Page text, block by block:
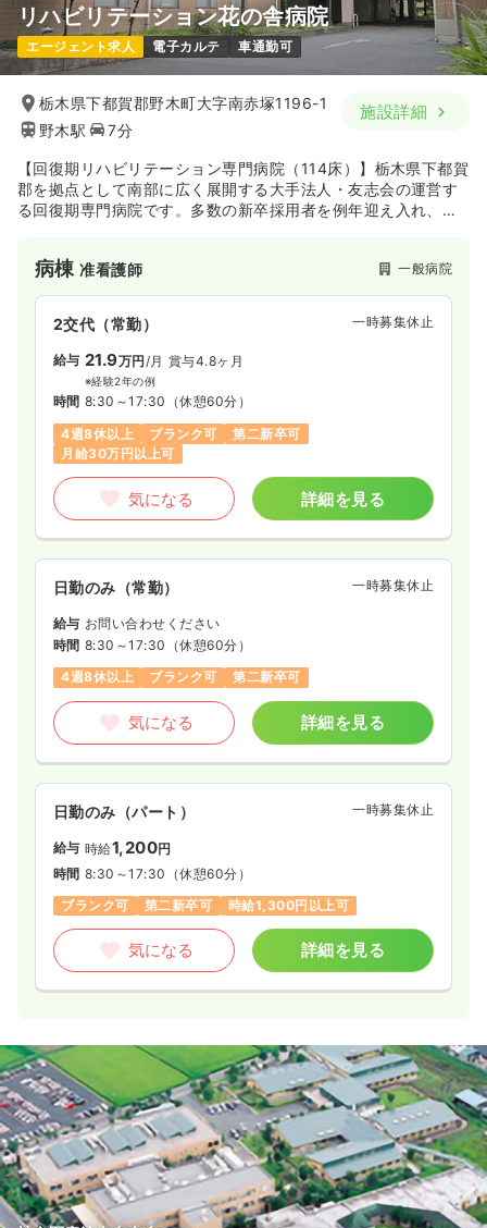
リハビリテーション花の舎病院
エージェント求人 電子カルテ 車通勤可
栃木県下都賀郡野木町大字南赤塚1196-1
野木駅
7分
施設詳細
【回復期リハビリテーション専門病院（114床）】栃木県下都賀
郡を拠点として南部に広く展開する大手法人・友志会の運営す
る回復期専門病院です。多数の新卒採用者を例年迎え入れ、潤
復期リハビリテーション病院とは、脳卒中（脳梗塞・脳卒中）
や脊髄損傷、大腿骨骨折頚部骨折などの発症（手術）後に、 低
下した能力を再び獲得するために、集中的なリハビリテーショ
ンを行う病院です。
病棟准看護師 一般病院
2交代（常勤） 一時募集休止
給与 21.9万円/月 賞与4.8ヶ月
※経験2年の例
時間 8:30～17:30 （休憩60分）
4週8休以上
ブランク可
第二新卒可
月給30万円以上可
気になる 詳細を見る
日勤のみ（常勤） 一時募集休止
給与 お問い合わせください
時間 8:30～17:30 （休憩60分）
4週8休以上
ブランク可 第二新卒可
気になる 詳細を見る
日勤のみ（パート） 一時募集休止
給与 時給1,200円
時間 8:30～17:30 （休憩60分）
ブランク可
第二新卒可 時給1,300円以上可
気になる 詳細を見る